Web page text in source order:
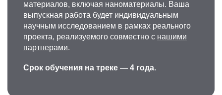
Максимова связана с кафедрой биофизики
биологического факультета Московского
университета (старший лаборант — 1973г.,
младший научный сотрудник — 1975г.,
старший научный сотрудник −1987г., доцент —
материалов, включая наноматериалы. Ваша
выпускная работа будет индивидуальным
научным исследованием в рамках реального
проекта, реализуемого совместно с нашими
партнерами.
Срок обучения на треке — 4 года.